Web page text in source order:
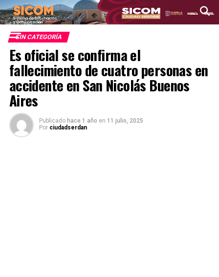
SIN CATEGORÍA
Es oficial se confirma el
fallecimiento de cuatro personas en
accidente en San Nicolás Buenos
Aires
Publicado hace 1 año en 11 julio, 2025
Por ciudadserdan